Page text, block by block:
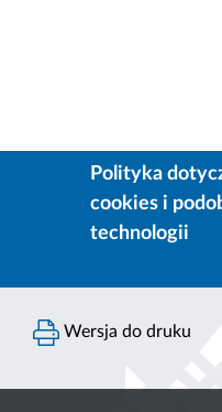
Polityka
cookies i
technologii
Wersja do druku